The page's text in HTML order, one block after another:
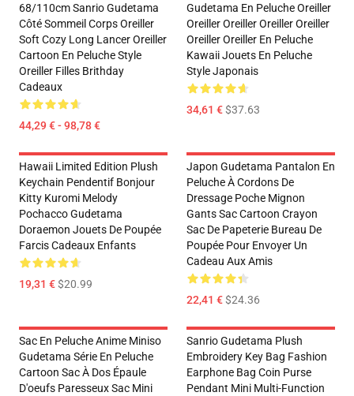
68/110cm Sanrio Gudetama
Côté Sommeil Corps Oreiller
Soft Cozy Long Lancer Oreiller
Cartoon En Peluche Style
Oreiller Filles Brithday
Cadeaux
44,29 € - 98,78 €
Gudetama En Peluche Oreiller
Oreiller Oreiller Oreiller Oreiller
Oreiller Oreiller En Peluche
Kawaii Jouets En Peluche
Style Japonais
34,61 €$37.63
Hawaii Limited Edition Plush
Keychain Pendentif Bonjour
Kitty Kuromi Melody
Pochacco Gudetama
Doraemon Jouets De Poupée
Farcis Cadeaux Enfants
19,31 €$20.99
Japon Gudetama Pantalon En
Peluche À Cordons De
Dressage Poche Mignon
Gants Sac Cartoon Crayon
Sac De Papeterie Bureau De
Poupée Pour Envoyer Un
Cadeau Aux Amis
22,41 €$24.36
Sac En Peluche Anime Miniso
Gudetama Série En Peluche
Cartoon Sac À Dos Épaule
D'oeufs Paresseux Sac Mini
Sanrio Gudetama Plush
Embroidery Key Bag Fashion
Earphone Bag Coin Purse
Pendant Mini Multi-Function